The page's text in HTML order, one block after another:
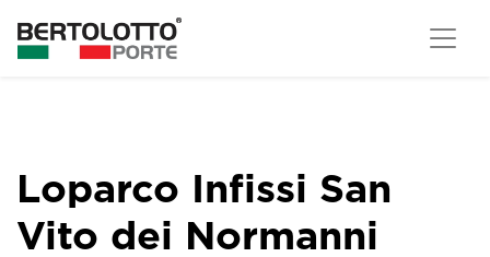
Loparco Infissi San
Vito dei Normanni